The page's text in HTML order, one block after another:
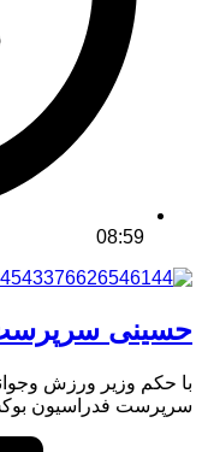
08:59
حسینی
با حکم وزیر ورزش
سرپرست فدراسیون